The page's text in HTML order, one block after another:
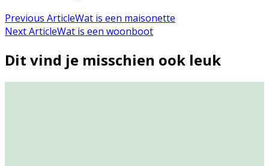
Previous ArticleWat is een maisonette
Next ArticleWat is een woonboot
Dit vind je misschien ook leuk